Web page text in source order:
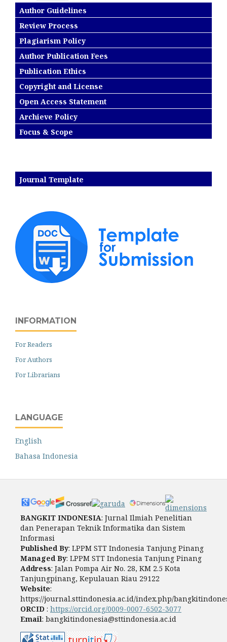
Author Guidelines
Review Process
Plagiarism Policy
Author Publication Fees
Publication Ethics
Copyright and License
Open Access Statement
Archieve Policy
Focus & Scope
Journal Template
INFORMATION
For Readers
For Authors
For Librarians
LANGUAGE
English
Bahasa Indonesia
BANGKIT INDONESIA: Jurnal Ilmiah Penelitian
dan Penerapan Teknik Informatika dan Sistem
Informasi
Published By: LPPM STT Indonesia Tanjung Pinang
Managed By: LPPM STT Indonesia Tanjung Pinang
Address: Jalan Pompa Air No. 28, KM 2.5 Kota
Tanjungpinang, Kepulauan Riau 29122
Website:
https://journal.sttindonesia.ac.id/index.php/
ORCID : https://orcid.org/0009-0007-6502-3077
Email: bangkitindonesia@sttindonesia.ac.id